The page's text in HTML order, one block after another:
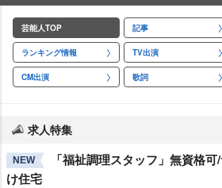
芸能人TOP 記事
ランキング情報 TV出演
CM出演 歌詞
求人特集
NEW
「福祉調理スタッフ」無資格
け住宅